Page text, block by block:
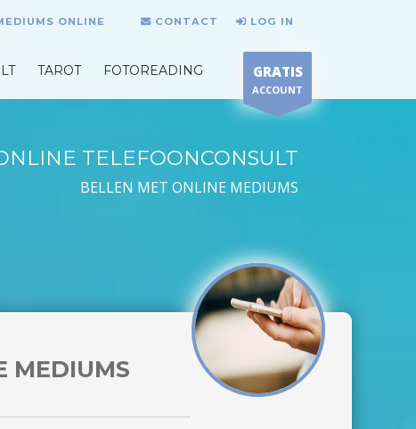
ONLINE CONTACT LOG IN
TAROT FOTOREADING GRATIS
ACCOUNT
TELEFOONCONSULT
BELLEN MET ONLINE MEDIUMS
MEDIUMS